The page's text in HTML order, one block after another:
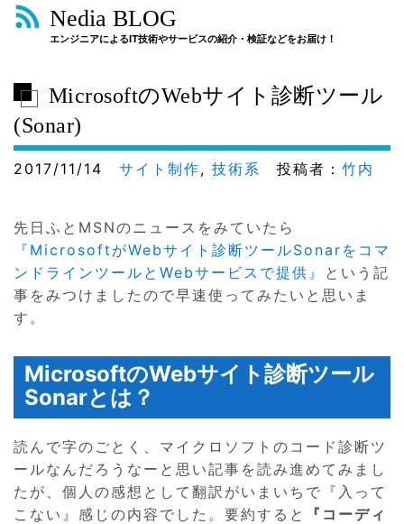
Nedia BLOG
エンジニアによるIT技術やサービスの紹介・検証などをお届け！
MicrosoftのWebサイト診断ツール
(Sonar)
2017/11/14 サイト制作, 技術系 投稿者： 竹内
先日ふとMSNのニュースをみていたら
『MicrosoftがWebサイト診断ツールSonarをコマ
ンドラインツールとWebサービスで提供』 という記
事をみつけましたので早速使ってみたいと思いま
す。
MicrosoftのWebサイト診断ツール
Sonarとは？
読んで字のごとく、マイクロソフトのコード診断ツ
ールなんだろうなーと思い記事を読み進めてみまし
たが、個人の感想として翻訳がいまいちで『入って
こない』感じの内容でした。要約すると
『コーディ